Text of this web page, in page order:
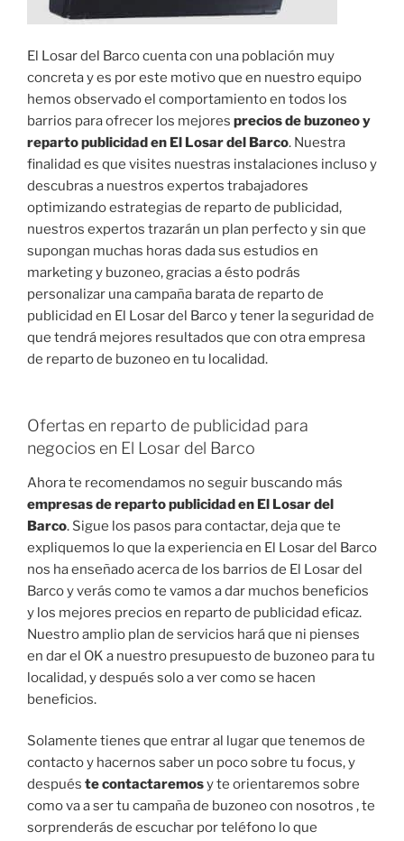
El Losar del Barco cuenta con una población muy
concreta y es por este motivo que en nuestro equipo
hemos observado el comportamiento en todos los
barrios para ofrecer los mejores precios de buzoneo y
reparto publicidad en El Losar del Barco. Nuestra
finalidad es que visites nuestras instalaciones incluso y
descubras a nuestros expertos trabajadores
optimizando estrategias de reparto de publicidad,
nuestros expertos trazarán un plan perfecto y sin que
supongan muchas horas dada sus estudios en
marketing y buzoneo, gracias a ésto podrás
personalizar una campaña barata de reparto de
publicidad en El Losar del Barco y tener la seguridad de
que tendrá mejores resultados que con otra empresa
de reparto de buzoneo en tu localidad.
Ofertas en reparto de publicidad para
negocios en El Losar del Barco
Ahora te recomendamos no seguir buscando más
empresas de reparto publicidad en El Losar del
Barco. Sigue los pasos para contactar, deja que te
expliquemos lo que la experiencia en El Losar del Barco
nos ha enseñado acerca de los barrios de El Losar del
Barco y verás como te vamos a dar muchos beneficios
y los mejores precios en reparto de publicidad eficaz.
Nuestro amplio plan de servicios hará que ni pienses
en dar el OK a nuestro presupuesto de buzoneo para tu
localidad, y después solo a ver como se hacen
beneficios.
Solamente tienes que entrar al lugar que tenemos de
contacto y hacernos saber un poco sobre tu focus, y
después te contactaremosy te orientaremos sobre
como va a ser tu campaña de buzoneo con nosotros , te
sorprenderás de escuchar por teléfono lo que